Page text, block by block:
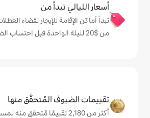
للإيجار لقضاء العطلات في سوز لا روس
المُتحقَّق منها